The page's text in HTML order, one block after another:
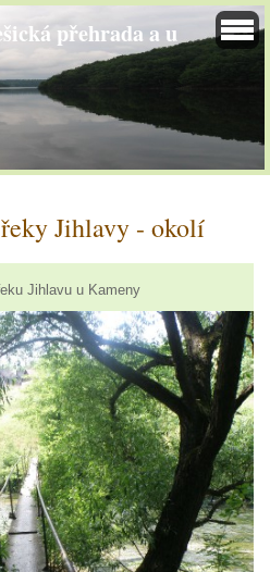
přehrada a u
Jihlavy - okolí
Jihlavu u Kameny